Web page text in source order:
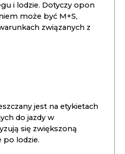
i lodzie. Dotyczy opon
może być M+S,
związanych z
jest na etykietach
do jazdy w
się zwiększoną
po lodzie.